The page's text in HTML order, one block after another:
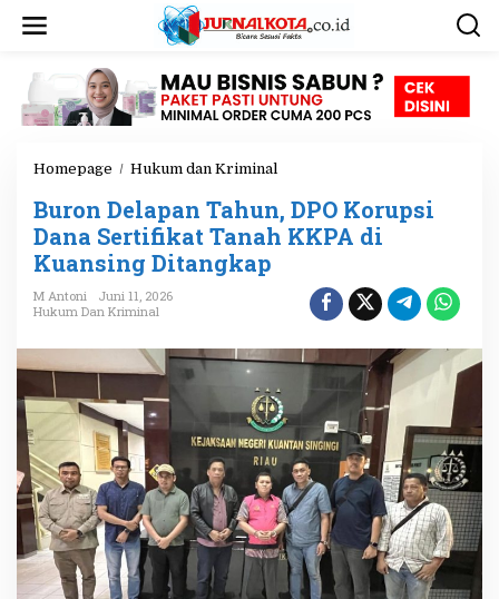
Homepage / Hukum dan Kriminal
o
n
p
a
n
T
a
h
u
n
,
D
P
O
K
Buron Delapan Tahun, DPO Korupsi
Dana Sertifikat Tanah KKPA di
Kuansing Ditangkap
M Antoni
Juni 11, 2026
Hukum Dan Kriminal